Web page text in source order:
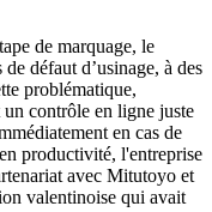
de marquage, le
défaut d’usinage, à des
problématique,
contrôle en ligne juste
en cas de
productivité, l'entreprise
avec Mitutoyo et
valentinoise qui avait